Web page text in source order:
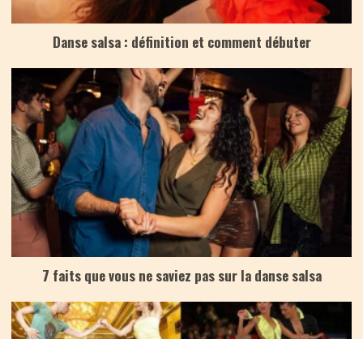
Danse salsa : définition et comment débuter
7 faits que vous ne saviez pas sur la danse salsa